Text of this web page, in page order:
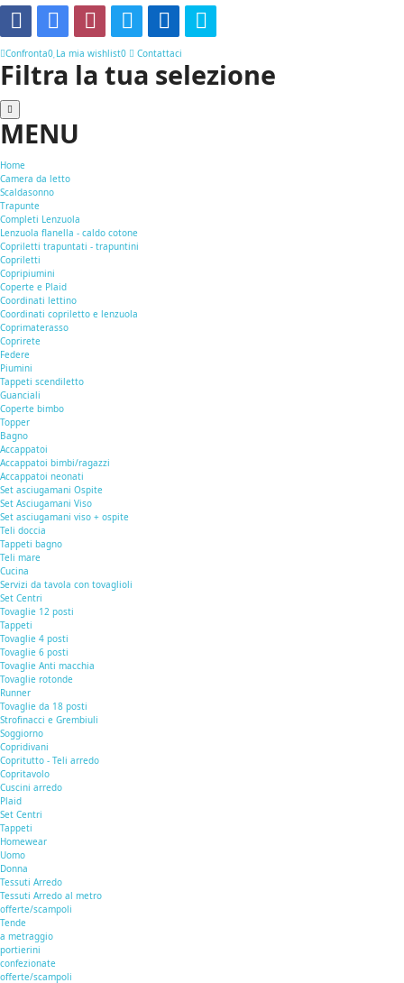
Confronta0 La mia wishlist0 Contattaci
Filtra la tua selezione
MENU
Home
Camera da letto
Scaldasonno
Trapunte
Completi Lenzuola
Lenzuola flanella - caldo cotone
Copriletti trapuntati - trapuntini
Copriletti
Copripiumini
Coperte e Plaid
Coordinati lettino
Coordinati copriletto e lenzuola
Coprimaterasso
Coprirete
Federe
Piumini
Tappeti scendiletto
Guanciali
Coperte bimbo
Topper
Bagno
Accappatoi
Accappatoi bimbi/ragazzi
Accappatoi neonati
Set asciugamani Ospite
Set Asciugamani Viso
Set asciugamani viso + ospite
Teli doccia
Tappeti bagno
Teli mare
Cucina
Servizi da tavola con tovaglioli
Set Centri
Tovaglie 12 posti
Tappeti
Tovaglie 4 posti
Tovaglie 6 posti
Tovaglie Anti macchia
Tovaglie rotonde
Runner
Tovaglie da 18 posti
Strofinacci e Grembiuli
Soggiorno
Copridivani
Copritutto - Teli arredo
Copritavolo
Cuscini arredo
Plaid
Set Centri
Tappeti
Homewear
Uomo
Donna
Tessuti Arredo
Tessuti Arredo al metro
offerte/scampoli
Tende
a metraggio
portierini
confezionate
offerte/scampoli